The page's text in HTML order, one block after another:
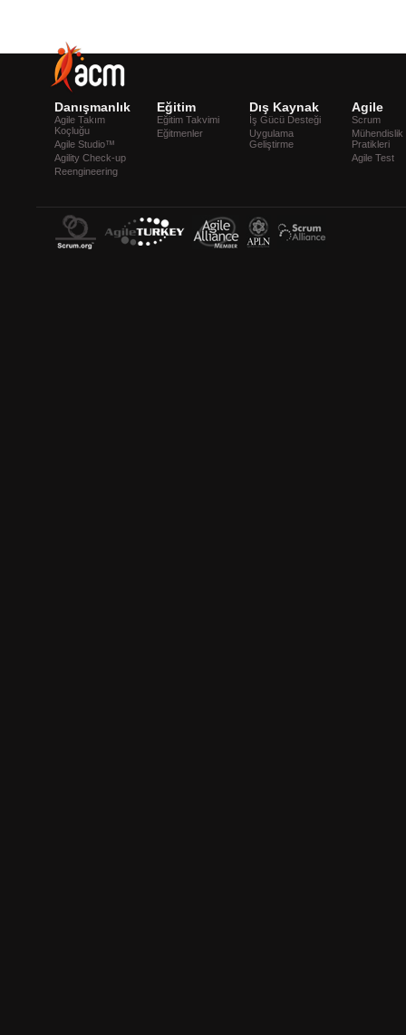
Danışmanlık
Agile Takım
Koçluğu
Agile Studio™
Agility Check-up
Reengineering
Eğitim
Eğitim Takvimi
Eğitmenler
Dış Kaynak
İş Gücü Desteği
Uygulama
Geliştirme
Agile
Scrum
Mühendislik
Pratikleri
Agile Test